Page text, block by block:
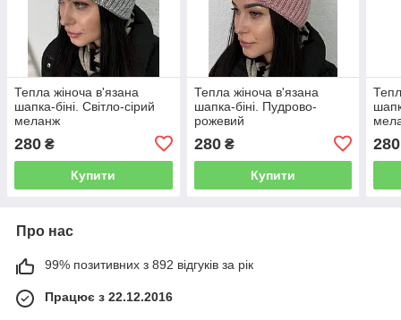
Тепла жіноча в'язана
шапка-біні. Світло-сірий
меланж
280 ₴
Купити
Тепла жіноча в'язана
шапка-біні. Пудрово-
рожевий
280₴
Купити
280
Про нас
99% позитивних з 892 відгуків за рік
Працює з 22.12.2016